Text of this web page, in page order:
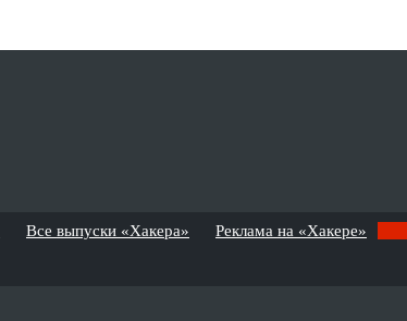
Все выпуски «Хакера» Реклама на «Хакере»